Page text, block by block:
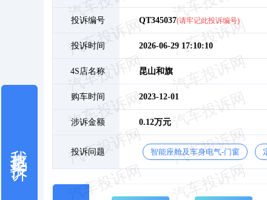
投诉编号 QT345037(请牢记此投诉编号)
投诉时间 2026-06-29 17:10:10
4S店名称 昆山和旗
购车时间 2023-12-01
涉诉金额 0.12万元
投诉问题 智能座舱及车身电气-门窗